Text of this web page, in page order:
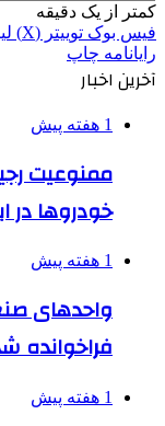
کمتر از یک دقیقه
فیس بوک توییتر (X)
رایانامه چاپ
آخرین اخبار
1 هفته پیش
ممنوعیت
خودروها در
1 هفته پیش
واحدهای
فراخوانده
1 هفته پیش